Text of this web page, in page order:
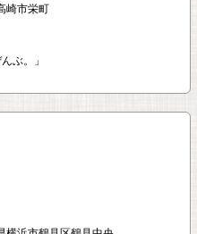
崎市栄町
ぶ。」